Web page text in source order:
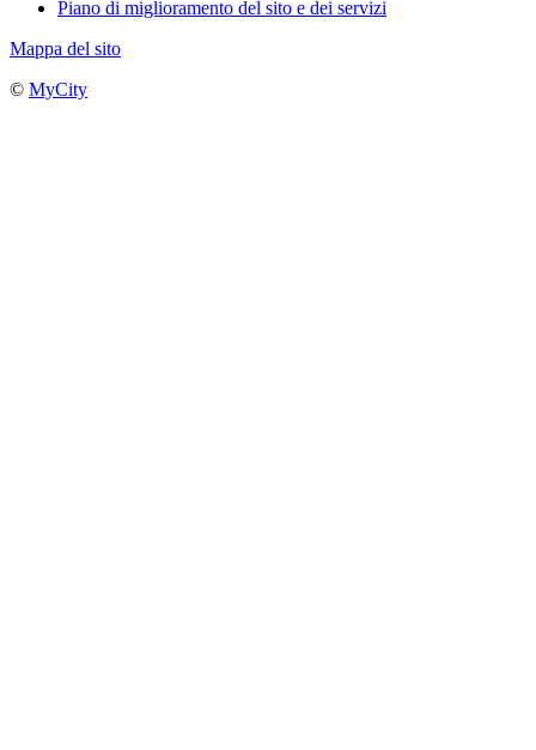
Piano di miglioramento del sito e dei servizi
Mappa del sito
© MyCity